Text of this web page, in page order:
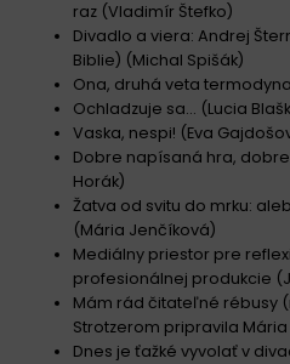
raz (Vladimír Štefko)
Divadlo a viera: Andrej
Biblie) (Michal Spišák)
Ona, druhá veta
Ochladzuje sa… (Lucia
Vaska, nespi! (Eva
Dobre napísaná hra,
Horák)
Žatva od svitu do mrku:
(Mária Jenčíková)
Mediálny priestor pre
profesionálnej produkcie
Mám rád čitateľné rébusy
Strotzerom pripravila
Dnes je ťažké vyvolať v